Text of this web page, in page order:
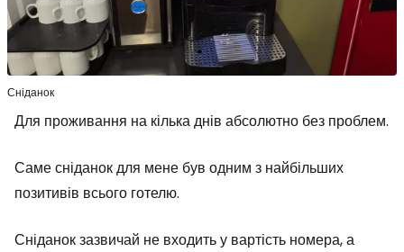
Сніданок
Для проживання на кілька днів абсолютно без проблем.
Саме сніданок для мене був одним з найбільших
позитивів всього готелю.
Сніданок зазвичай не входить у вартість номера, а